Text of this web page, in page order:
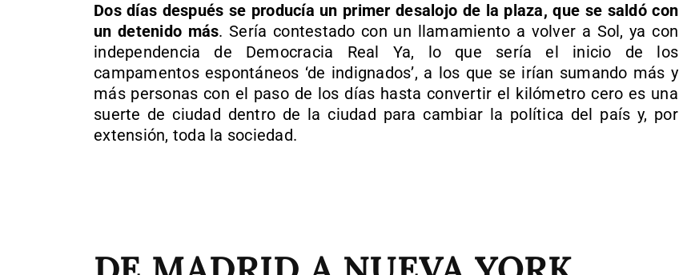
Dos días después se producía un primer desalojo de la plaza, que se saldó con
un detenido más. Sería contestado con un llamamiento a volver a Sol, ya con
independencia de Democracia Real Ya, lo que sería el inicio de los
campamentos espontáneos ‘de indignados’, a los que se irían sumando más y
más personas con el paso de los días hasta convertir el kilómetro cero es una
suerte de ciudad dentro de la ciudad para cambiar la política del país y, por
extensión, toda la sociedad.